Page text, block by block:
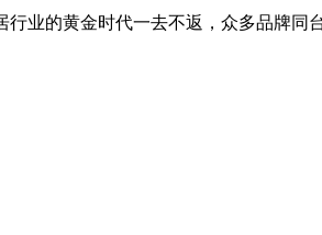
业的黄金时代一去不返，众多品牌